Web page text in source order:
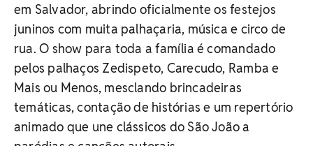
em Salvador, abrindo oficialmente os festejos
juninos com muita palhaçaria, música e circo de
rua. O show para toda a família é comandado
pelos palhaços Zedispeto, Carecudo, Ramba e
Mais ou Menos, mesclando brincadeiras
temáticas, contação de histórias e um repertório
animado que une clássicos do São João a